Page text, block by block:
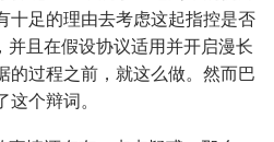
十足的理由去考虑这起指控是否
并且在假设协议适用并开启漫长
的过程之前，就这么做。然而巴
个辩词。